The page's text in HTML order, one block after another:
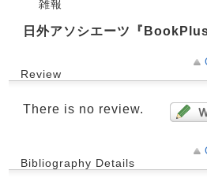
雑報
日外アソシエーツ『
Review
There is no review.
Bibliography Details